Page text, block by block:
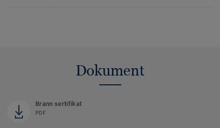
Dokument
Brann sertifikat
PDF